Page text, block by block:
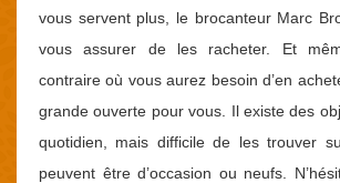
vous servent plus, le brocanteur Marc
vous assurer de les racheter. Et
contraire où vous aurez besoin d’en
grande ouverte pour vous. Il existe des
quotidien, mais difficile de les trouver
peuvent être d’occasion ou neufs.